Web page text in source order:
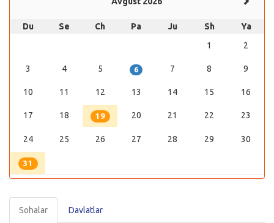
Du Se Ch Pa Ju Sh
Ya
1
2
3 4 5 6 7 8 9
10 11 12 13 14 15 16
17 18 19 20 21 22 23
24 25 26 27 28 29 30
31
Sohalar Davlatlar